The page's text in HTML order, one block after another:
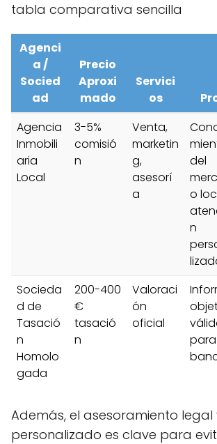
tabla comparativa sencilla
Agenci
a /
Socied
ad
Precio
Aproxi
mado
Servici
os
Agencia
Inmobili
aria
Local
3-5%
comisió
n
Venta,
marketin
g,
asesorí
a
del
o
n
Socieda
d de
Tasació
n
Homolo
gada
200-400
€
tasació
n
Valoraci
ón
oficial
para
Además, el asesoramiento legal
personalizado es clave para